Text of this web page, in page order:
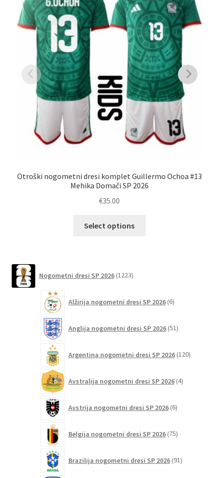
Otroški nogometni dresi komplet Guillermo Ochoa #13
Mehika Domači SP 2026
€35.00
Select options
izberete
strani
Nogometni dresi SP 2026 1223izdelkov
Alžirija nogometni dresi SP 2026 6izdelkov
Anglija nogometni dresi SP 2026 51izdelkov
Argentina nogometni dresi SP 2026 120izdelkov
Avstralija nogometni dresi SP 2026 4izdelki
Avstrija nogometni dresi SP 2026 6izdelkov
Belgija nogometni dresi SP 2026 75izdelkov
Brazilija nogometni dresi SP 2026 91izdelkov